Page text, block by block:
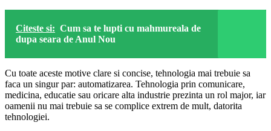
Citeste si: Cum sa te lupti cu mahmureala de
dupa seara de Anul Nou
Cu toate aceste motive clare si concise, tehnologia mai trebuie sa
faca un singur par: automatizarea. Tehnologia prin comunicare,
medicina, educatie sau oricare alta industrie prezinta un rol major, iar
oamenii nu mai trebuie sa se complice extrem de mult, datorita
tehnologiei.